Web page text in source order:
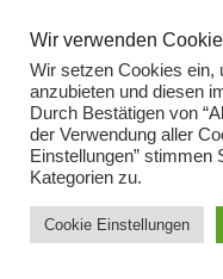
Datenschutzerklärung
Wir verwenden
Wir setzen Cookies ein,
anzubieten und diesen
Durch Bestätigen von
der Verwendung aller
Einstellungen” stimmen
Kategorien zu.
Cookie Einstellungen